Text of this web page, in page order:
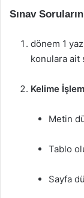
Sınav
dönem 1
konulara ait
Kelime
Metin
Tablo
Sayfa